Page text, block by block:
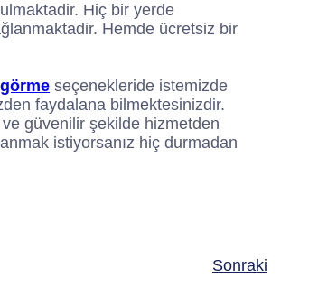
Hiç bir yerde
Hemde ücretsiz bir
seçenekleride istemizde
faydalana bilmektesinizdir.
güvenilir şekilde hizmetden
istiyorsanız hiç durmadan
Sonraki